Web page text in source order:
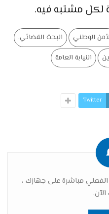
لكل مشتبه فيه.
الوطني
البحث القضائي.
النيابة العامة
Twitter
مباشرة على جهازك ،